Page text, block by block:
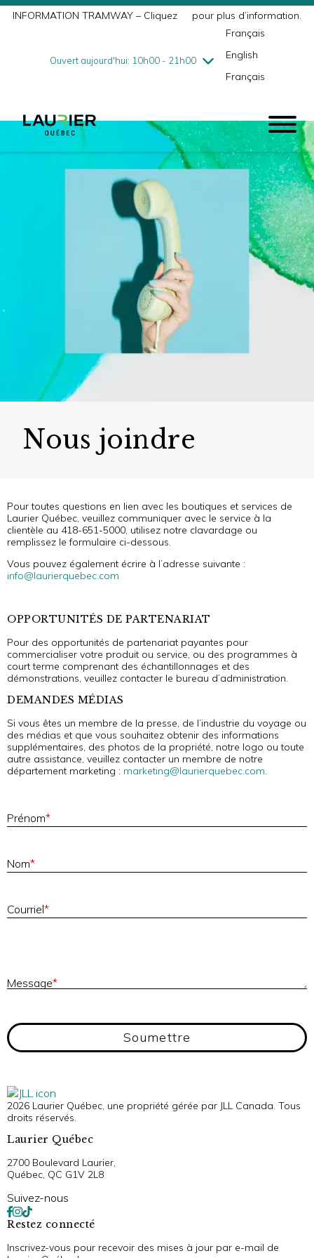
INFORMATION TRAMWAY – Cliquez pour plus d’information.
Ouvert aujourd'hui: 10h00 - 21h00
mercredi7/29
10h00 - 18h00
vendredi7/31
10h00 - 21h00
Français
English
Français
Nous joindre
Pour toutes questions en lien avec les boutiques et services de
Laurier Québec, veuillez communiquer avec le service à la
clientèle au 418-651-5000, utilisez notre clavardage ou
remplissez le formulaire ci-dessous.
Vous pouvez également écrire à l’adresse suivante :
info@laurierquebec.com
OPPORTUNITÉS DE PARTENARIAT
Pour des opportunités de partenariat payantes pour
commercialiser votre produit ou service, ou des programmes à
court terme comprenant des échantillonnages et des
démonstrations, veuillez contacter le bureau d’administration.
DEMANDES MÉDIAS
Si vous êtes un membre de la presse, de l’industrie du voyage ou
des médias et que vous souhaitez obtenir des informations
supplémentaires, des photos de la propriété, notre logo ou toute
autre assistance, veuillez contacter un membre de notre
département marketing : marketing@laurierquebec.com.
Prénom*
Nom*
Courriel*
Message*
Soumettre
2026 Laurier Québec, une propriété gérée par JLL Canada. Tous
droits réservés.
Laurier Québec
2700 Boulevard Laurier,
Québec, QC G1V 2L8
Suivez-nous
Restez connecté
Inscrivez-vous pour recevoir des mises à jour par e-mail de